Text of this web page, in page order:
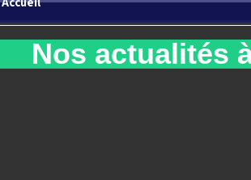
Nos actualités